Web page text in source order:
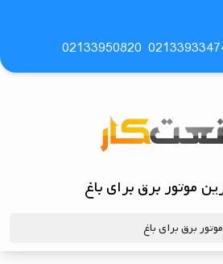
02133950820
موتور برق برای باغ
برق برای باغ